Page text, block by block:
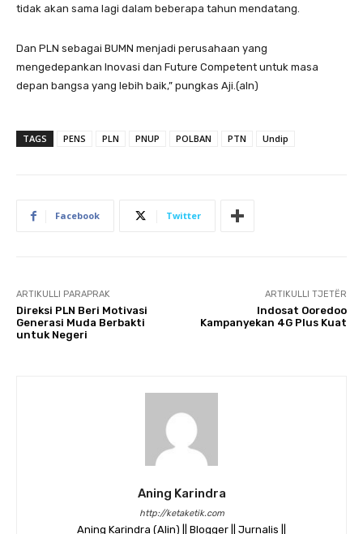
tidak akan sama lagi dalam beberapa tahun mendatang.
Dan PLN sebagai BUMN menjadi perusahaan yang
mengedepankan Inovasi dan Future Competent untuk masa
depan bangsa yang lebih baik,” pungkas Aji.(aln)
TAGS PENS PLN PNUP POLBAN PTN Undip
Facebook Twitter
ARTIKULLI PARAPRAK
Direksi PLN Beri Motivasi
Generasi Muda Berbakti
untuk Negeri
ARTIKULLI TJETËR
Indosat Ooredoo
Kampanyekan 4G Plus Kuat
Aning Karindra
http://ketaketik.com
Aning Karindra (Alin) || Blogger || Jurnalis ||